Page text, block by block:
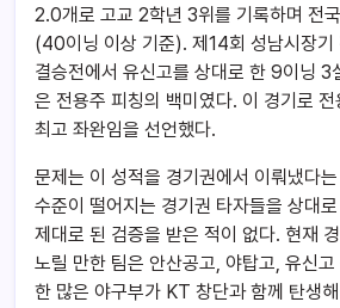
2.0개로 고교 2학년 3위를 기록하며 전
(40이닝 이상 기준). 제14회 성남시장기
결승전에서 유신고를 상대로 한 9이닝 3
은 전용주 피칭의 백미였다. 이 경기로
최고 좌완임을 선언했다.
문제는 이 성적을 경기권에서 이뤄냈다
수준이 떨어지는 경기권 타자들을 상대
제대로 된 검증을 받은 적이 없다. 현재
노릴 만한 팀은 안산공고, 야탑고, 유신
한 많은 야구부가 KT 창단과 함께 탄생